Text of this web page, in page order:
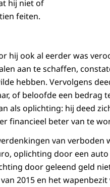
hij niet of
feiten.
hij ook al eerder was
aan te schaffen,
hebben. Vervolgens
of beloofde een bedrag
als oplichting: hij deed
financieel beter van te
van verboden
oplichting door een
door geleend geld
2015 en het